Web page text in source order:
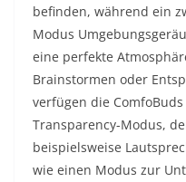
befinden, während ein
Modus
eine perfekte
Brainstormen oder
verfügen die
Transparency-Modus,
beispielsweise
wie einen Modus zur